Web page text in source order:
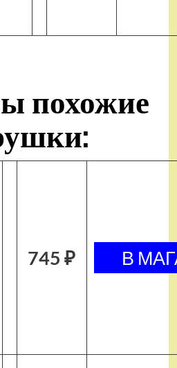
похожие
745 ₽